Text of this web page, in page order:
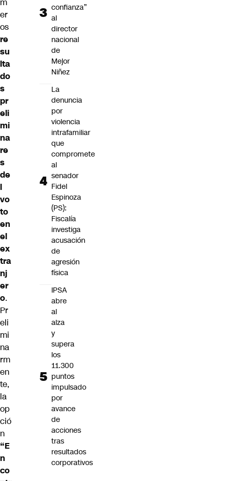
er
os
re
su
lta
do
s
pr
eli
mi
na
re
s
de
l
vo
to
en
el
ex
tra
nj
er
o.
Pr
eli
mi
na
rm
en
te,
la
op
ció
n
“E
n
co
confianza”
al
director
nacional
de
Mejor
Niñez
La
denuncia
por
violencia
intrafamiliar
que
compromete
al
senador
Fidel
Espinoza
(PS):
Fiscalía
investiga
acusación
de
agresión
física
IPSA
abre
al
alza
y
supera
los
11.300
puntos
impulsado
por
avance
de
acciones
tras
resultados
corporativos